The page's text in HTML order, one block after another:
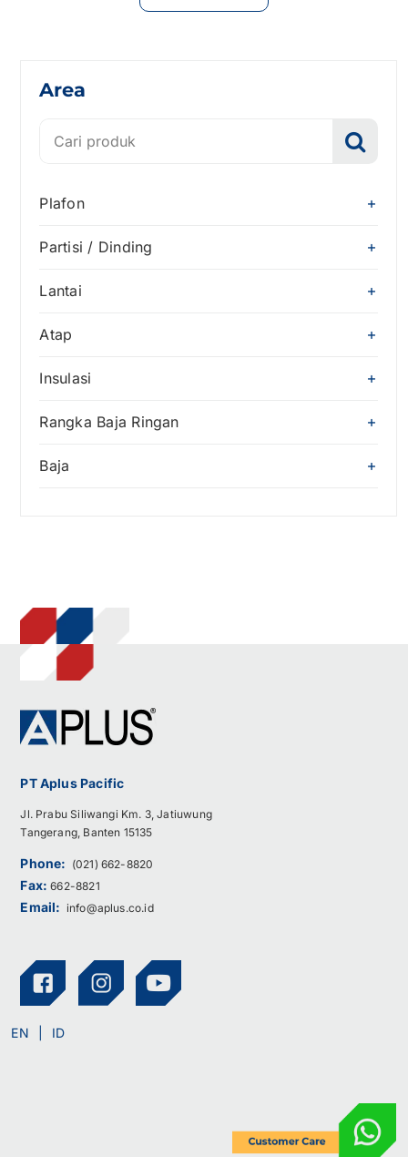
Area
Plafon
Partisi / Dinding
Lantai
Atap
Insulasi
Rangka Baja Ringan
Baja
PT Aplus Pacific
Jl. Prabu Siliwangi Km. 3, Jatiuwung
Tangerang, Banten 15135
Phone: (021) 662-8820
Fax:662-8821
Email: info@aplus.co.id
EN ID